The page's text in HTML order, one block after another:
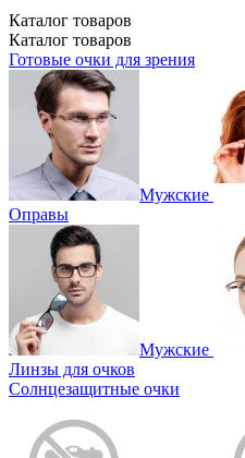
Каталог товаров
Каталог товаров
Готовые очки для зрения
Мужские
Оправы
Мужские
Линзы для очков
Солнцезащитные очки